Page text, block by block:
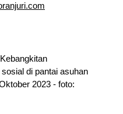
di pantai asuhan
2023 - foto: